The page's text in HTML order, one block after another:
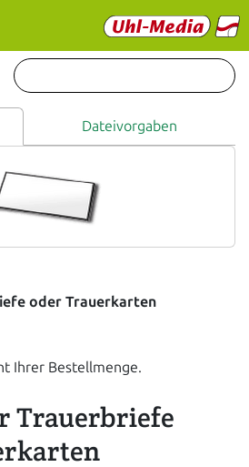
Dateivorgaben
oder Trauerkarten
Ihrer Bestellmenge.
Trauerbriefe